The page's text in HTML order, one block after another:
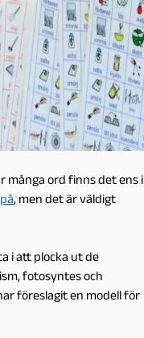
många ord finns det ens i
, men det är väldigt
i att plocka ut de
fotosyntes och
föreslagit en modell för